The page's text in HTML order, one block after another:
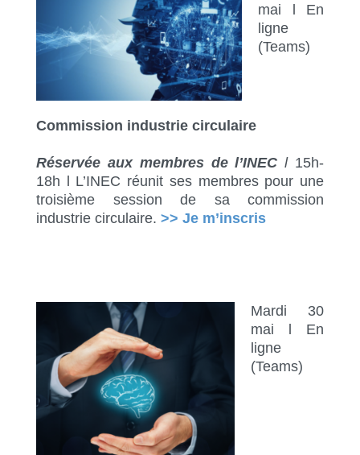
mai l En
ligne
(Teams)
Commission industrie circulaire
Réservée aux membres de l’INECl15h-
18h l L’INEC réunit ses membres pour une
troisième session de sa commission
industrie circulaire. >> Je m’inscris
Mardi 30
mai l En
ligne
(Teams)